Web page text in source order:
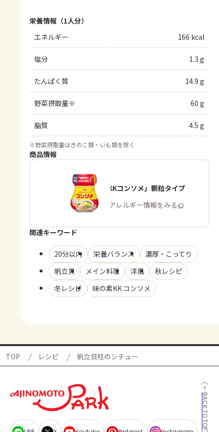
栄養情報（1人分）
エネルギー
166 kcal
塩分 1.3 g
たんぱく質 14.9 g
野菜摂取量※ 60 g
脂質 4.5 g
※野菜摂取量はきのこ類・いも類を除く
商品情報
「味の素KKコンソメ」顆粒タイプ
商品・アレルギー情報をみる
関連キーワード
20分以内 栄養バランス
濃厚・こってり
帆立貝
メイン料理 洋風
秋レシピ
冬レシピ
味の素KK コンソメ
TOP レシピ 帆立貝柱のシチュー
BACK TO TOP